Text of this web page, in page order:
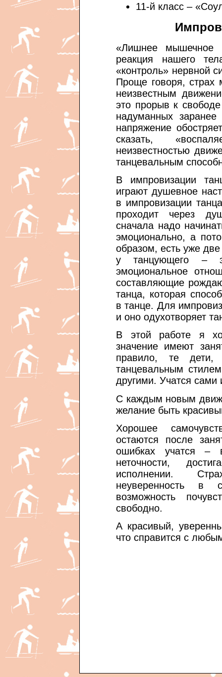
11-й класс –
«Лишнее мышечное
реакция нашего
«контроль» нервной
Проще говоря,
неизвестным
это прорыв к
надуманных
напряжение
сказать,
неизвестностью
танцевальным
В импровизации
играют душевное
в импровизации
проходит через
сначала надо
эмоционально, а
образом, есть уже
у танцующего –
эмоциональное
составляющие
танца, которая
в танце. Для
и оно одухотворяет
В этой работе я
значение имеют
правило, те дети,
танцевальным
другими. Учатся сами
С каждым новым
желание быть
Хорошее
остаются после
ошибках учатся –
неточности,
исполнении.
неуверенность в
возможность
свободно.
А красивый,
что справится с